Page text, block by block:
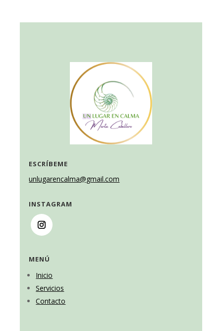
ESCRÍBEME
unlugarencalma@gmail.com
INSTAGRAM
MENÚ
Inicio
Servicios
Contacto